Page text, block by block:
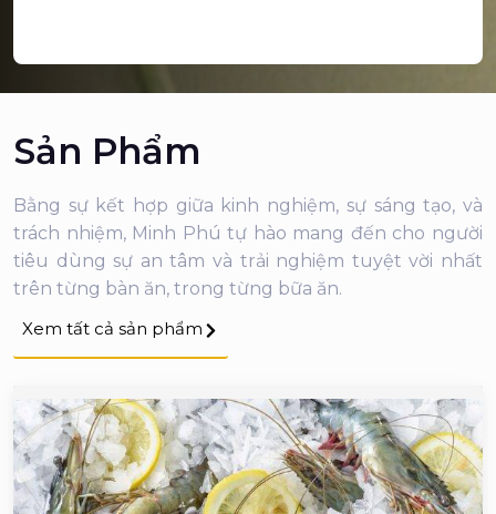
Sản Phẩm
Xem tất cả sản phẩm
Bằng sự kết hợp giữa kinh nghiệm, sự sáng tạo, và
trách nhiệm, Minh Phú tự hào mang đến cho người
tiêu dùng sự an tâm và trải nghiệm tuyệt vời nhất
trên từng bàn ăn, trong từng bữa ăn.